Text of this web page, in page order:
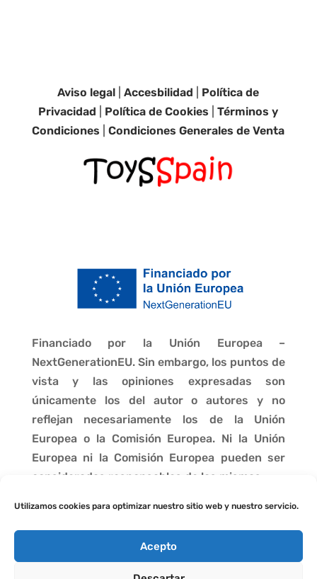
Utilizamos cookies para optimizar nuestro sitio web y nuestro servicio.
Acepto
Aviso legal |Accesbilidad
Política de
Privacidad
Política de Cookies |Términos y
Condiciones |Condiciones Generales de Venta
Financiado por la Unión Europea –
NextGenerationEU. Sin embargo, los puntos de
vista y las opiniones expresadas son
únicamente los del autor o autores y no
reflejan necesariamente los de la Unión
Europea o la Comisión Europea. Ni la Unión
Europea ni la Comisión Europea pueden ser
consideradas responsables de las mismas.